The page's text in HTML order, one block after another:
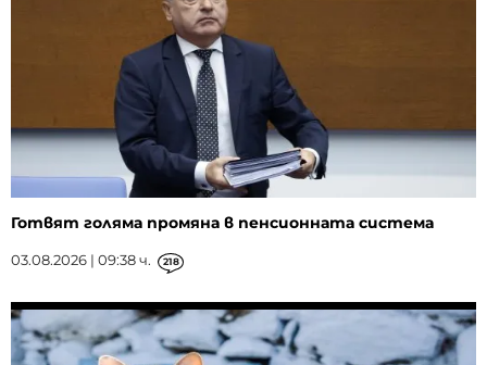
Готвят голяма промяна в пенсионната система
03.08.2026 | 09:38 ч. 218